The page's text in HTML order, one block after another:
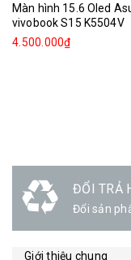
Màn hình 15.6 Oled
vivobook S15 K5504V
4.500.000₫
ĐỔI TRẢ
Đổi sản
Giới thiệu chung